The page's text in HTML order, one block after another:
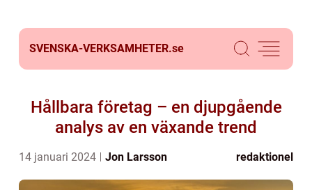
SVENSKA-VERKSAMHETER.se
Hållbara företag – en djupgående
analys av en växande trend
14 januari 2024 Jon Larsson redaktionel